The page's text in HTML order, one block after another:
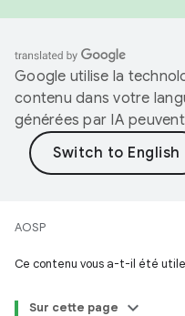
Google utilise la
contenu dans votre
générées par IA
AOSP
Ce contenu vous a-t-il été
Sur cette page